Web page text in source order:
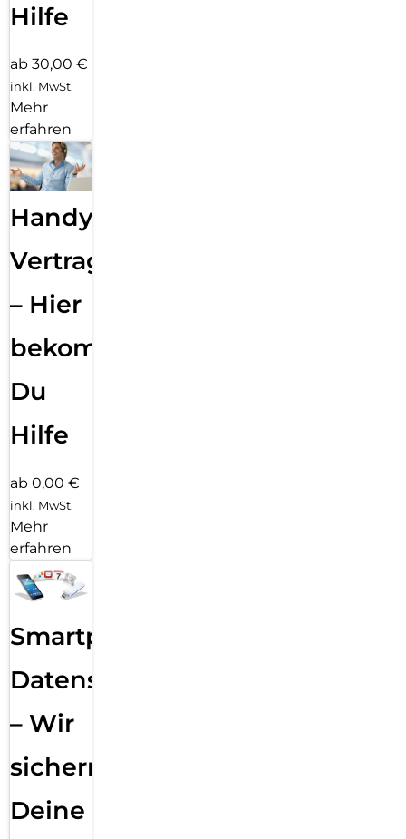
Hilfe
ab 30,00 €
inkl. MwSt.
Mehr
erfahren
Handy
Vertragsabwicklung
– Hier
bekommst
Du
Hilfe
ab 0,00 €
inkl. MwSt.
Mehr
erfahren
Smartphone
Datensicherung
– Wir
sichern
Deine